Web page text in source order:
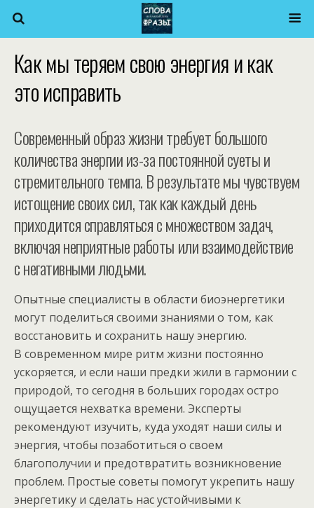
Как мы теряем свою энергия и как
это исправить
Современный образ жизни требует большого
количества энергии из-за постоянной суеты и
стремительного темпа. В результате мы чувствуем
истощение своих сил, так как каждый день
приходится справляться с множеством задач,
включая неприятные работы или взаимодействие
с негативными людьми.
Опытные специалисты в области биоэнергетики
могут поделиться своими знаниями о том, как
восстановить и сохранить нашу энергию.
В современном мире ритм жизни постоянно
ускоряется, и если наши предки жили в гармонии с
природой, то сегодня в больших городах остро
ощущается нехватка времени. Эксперты
рекомендуют изучить, куда уходят наши силы и
энергия, чтобы позаботиться о своем
благополучии и предотвратить возникновение
проблем. Простые советы помогут укрепить нашу
энергетику и сделать нас устойчивыми к